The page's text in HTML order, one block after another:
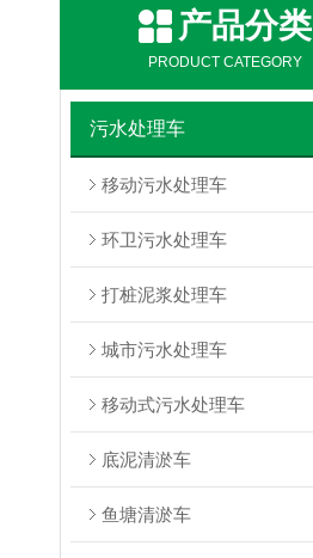
产品分类
PRODUCT CATEGORY
污水处理车
移动污水处理车
环卫污水处理车
打桩泥浆处理车
城市污水处理车
移动式污水处理车
底泥清淤车
鱼塘清淤车